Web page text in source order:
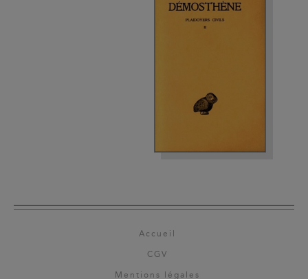
Accueil
CGV
Mentions légales